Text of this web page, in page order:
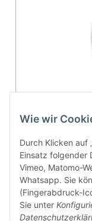
Wie wir
Durch Klicken auf
Einsatz folgender
Vimeo, Matomo-
Whatsapp. Sie
(Fingerabdruck-
Sie unter